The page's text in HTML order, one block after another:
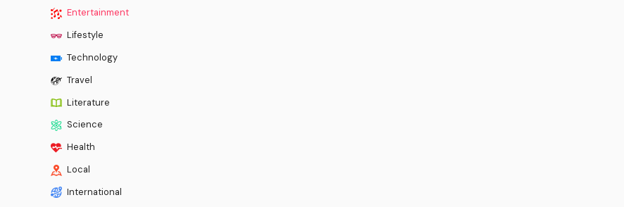
Entertainment
Lifestyle
Technology
Travel
Literature
Science
Health
Local
International